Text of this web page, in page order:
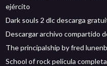
ejército
Dark souls 2 dlc descarga
Descargar archivo compartido
The principalship by fred
School of rock película